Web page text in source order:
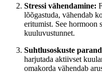
Stressi vähendamine:
lõõgastuda, vähendab
eritumist. See hormoon
kuuluvustunnet.
Suhtlusoskuste
harjutada aktiivset
omakorda vähendab